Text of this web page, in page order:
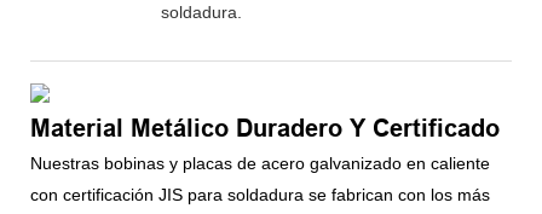
soldadura.
Material Metálico Duradero Y Certificado
Nuestras bobinas y placas de acero galvanizado en caliente
con certificación JIS para soldadura se fabrican con los más